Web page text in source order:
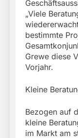
„Viele
bestimmte
Grewe diese
Vorjahr.
Kleine
Bezogen auf
kleine
im Markt am